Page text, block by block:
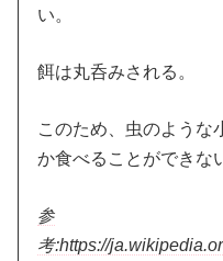
い。
餌は丸呑みされる。
このため、虫のような
か食べることができな
参
考:https://